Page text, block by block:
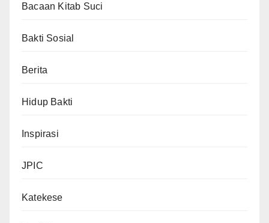
Bacaan Kitab Suci
Bakti Sosial
Berita
Hidup Bakti
Inspirasi
JPIC
Katekese